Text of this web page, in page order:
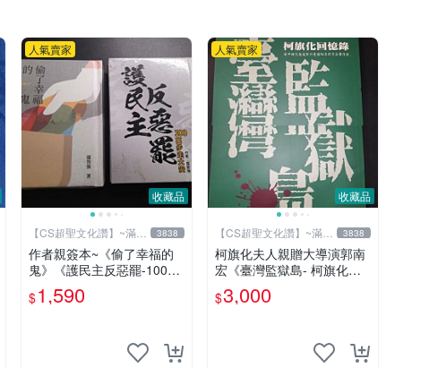
收藏品
人氣賣家
【CS超聖文化讚】~滿千
元送運
3838
作者親簽本~《偷了幸福的
鬼》《護民主反惡罷-100萬
步走大安》二本合售 羅智強
著 精裝小冊【CS超聖文化
$1,590
收藏品
人氣賣家
【CS超聖文化讚】~滿千
元送運
3838
柯旗化夫人親贈大導演郭南
宏《臺灣監獄島- 柯旗化回
憶錄》柯旗化著 第一出版社
2002年修訂再版 【CS超聖
$3,000